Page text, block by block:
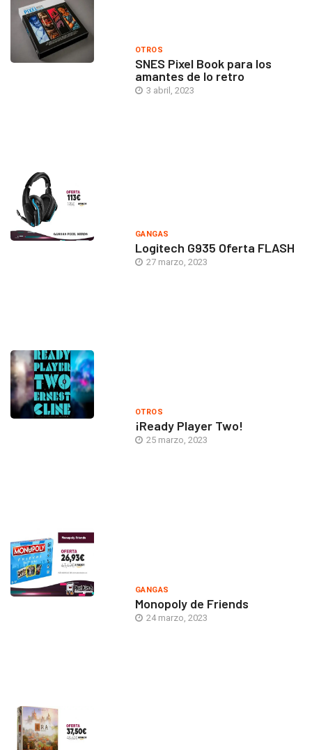
OTROS
SNES Pixel Book para los
amantes de lo retro
3 abril, 2023
GANGAS
Logitech G935 Oferta FLASH
27 marzo, 2023
OTROS
¡Ready Player Two!
25 marzo, 2023
GANGAS
Monopoly de Friends
24 marzo, 2023